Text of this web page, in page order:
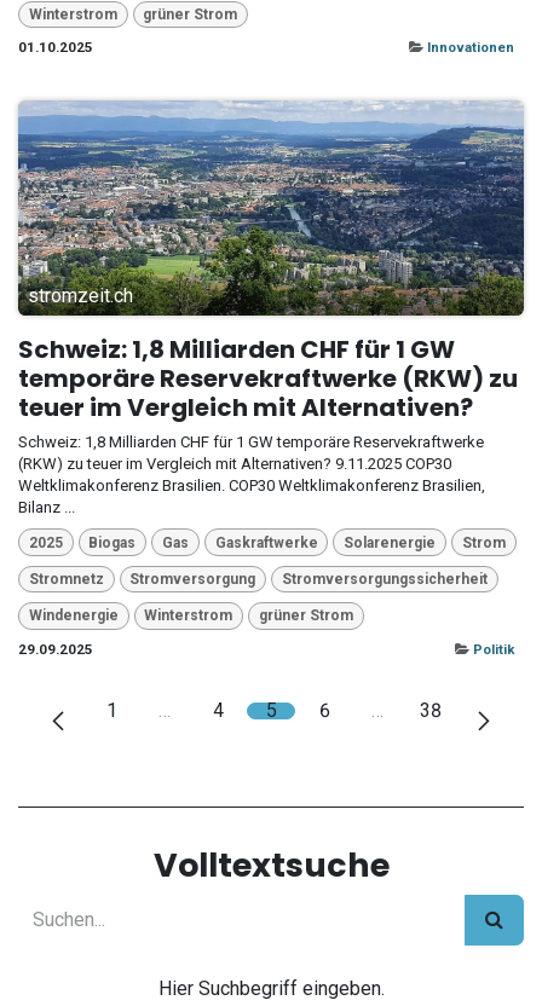
Winterstrom
grüner Strom
01.10.2025
Innovationen
stromzeit.ch
Schweiz: 1,8 Milliarden CHF für 1 GW
temporäre Reservekraftwerke (RKW) zu
teuer im Vergleich mit Alternativen?
Schweiz: 1,8 Milliarden CHF für 1 GW temporäre Reservekraftwerke
(RKW) zu teuer im Vergleich mit Alternativen? 9.11.2025 COP30
Weltklimakonferenz Brasilien. COP30 Weltklimakonferenz Brasilien,
Bilanz ...
2025 Biogas Gas Gaskraftwerke Solarenergie Strom
Stromnetz Stromversorgung Stromversorgungssicherheit
Windenergie Winterstrom
grüner Strom
29.09.2025
Politik
1 4 5 6 38
Volltextsuche
Hier Suchbegriff eingeben.